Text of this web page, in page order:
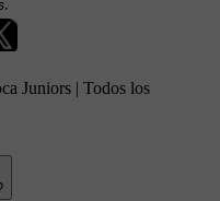
Juniors | Todos los